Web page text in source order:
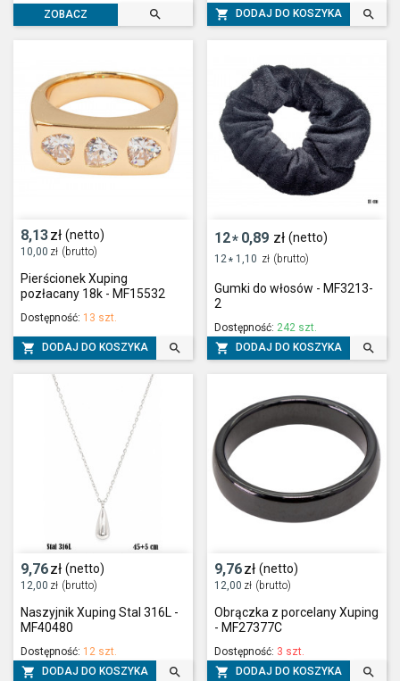
ZOBACZ   DODAJ DO KOSZYKA 
8,13zł (netto)
10,00 zł (brutto)
Pierścionek Xuping
pozłacany 18k - MF15532
Dostępność: 13 szt.
 DODAJ DO KOSZYKA 
12* 0,89 zł (netto)
12* 1,10 zł (brutto)
Gumki do włosów - MF3213-
2
Dostępność: 242 szt.
 DODAJ DO KOSZYKA 
9,76zł (netto)
12,00 zł (brutto)
Naszyjnik Xuping Stal 316L -
MF40480
Dostępność: 12 szt.
 DODAJ DO KOSZYKA 
9,76zł (netto)
12,00 zł (brutto)
Obrączka z porcelany Xuping
- MF27377C
Dostępność: 3 szt.
 DODAJ DO KOSZYKA 